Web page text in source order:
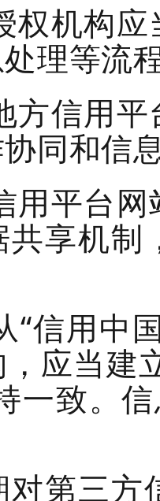
权机构应
理等流
方信用
同和信
用平台网
共享机制
“信用中
，应当建
一致。
对第三方